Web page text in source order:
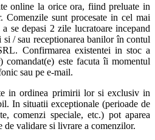
online la orice ora, fiind preluate in
Comenzile sunt procesate in cel mai
se depasi 2 zile lucratoare incepand
si / sau receptionarea banilor în contul
Confirmarea existentei in stoc a
comandat(e) este facuta îi momentul
sau pe e-mail.
in ordinea primirii lor si exclusiv in
In situatii exceptionale (perioade de
comenzi speciale, etc.) pot aparea
validare si livrare a comenzilor.